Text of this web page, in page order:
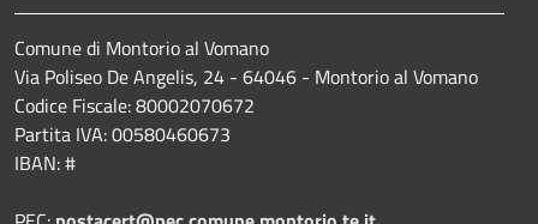
Comune di Montorio al Vomano
Via Poliseo De Angelis, 24 - 64046 - Montorio al Vomano
Codice Fiscale: 80002070672
Partita IVA: 00580460673
IBAN: #